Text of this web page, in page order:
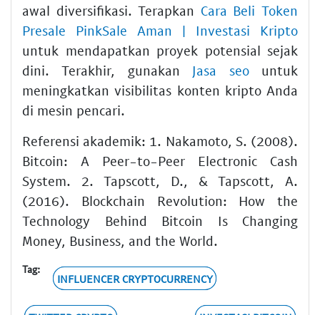
awal diversifikasi. Terapkan Cara Beli Token
Presale PinkSale Aman | Investasi Kripto
untuk mendapatkan proyek potensial sejak
dini. Terakhir, gunakan Jasa seountuk
meningkatkan visibilitas konten kripto Anda
di mesin pencari.
Referensi akademik: 1. Nakamoto, S. (2008).
Bitcoin: A Peer-to-Peer Electronic Cash
System. 2. Tapscott, D., & Tapscott, A.
(2016). Blockchain Revolution: How the
Technology Behind Bitcoin Is Changing
Money, Business, and the World.
Tag:
INFLUENCER CRYPTOCURRENCY